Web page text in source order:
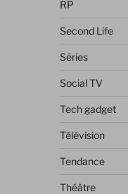
RP
Second Life
Séries
Social TV
Tech gadget
Télévision
Tendance
Théâtre